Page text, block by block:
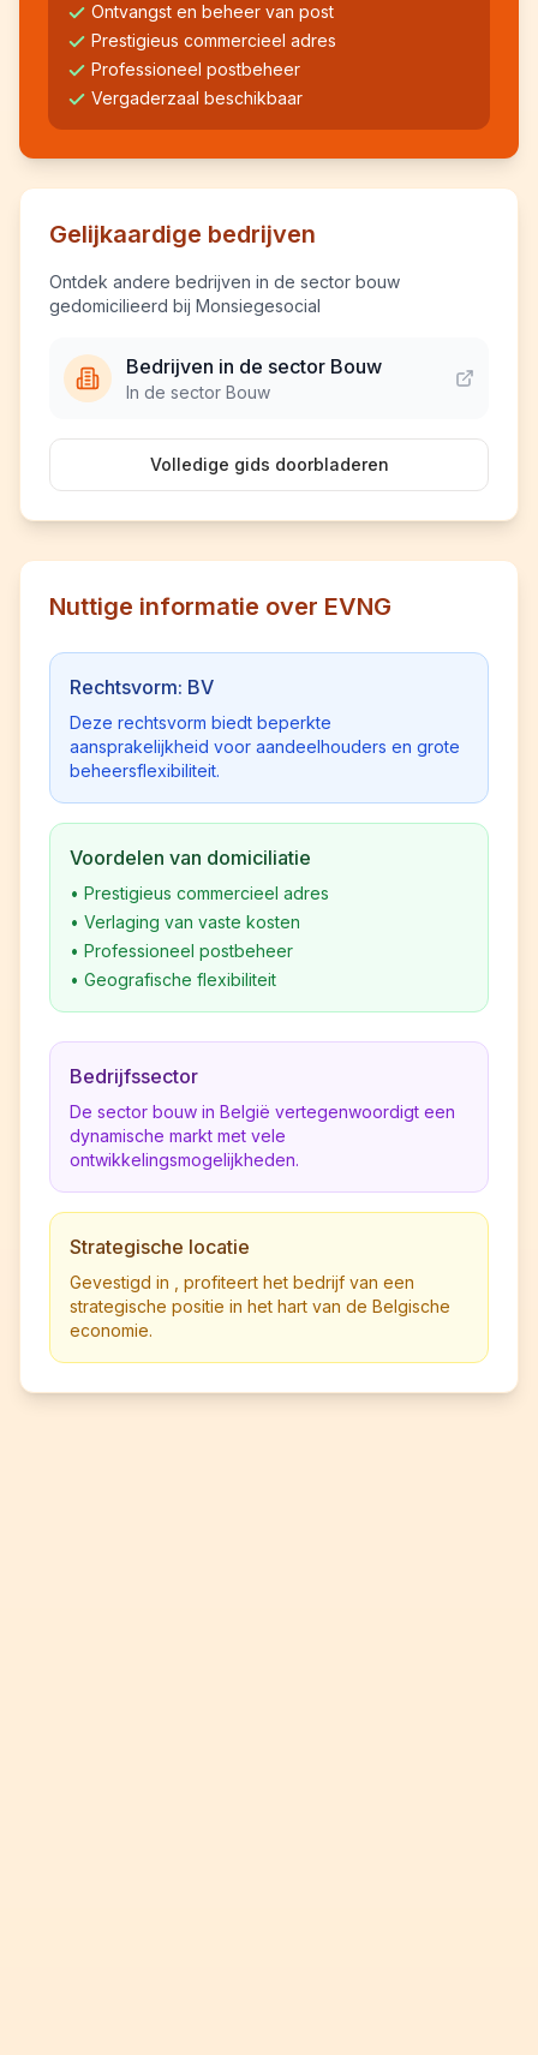
Ontvangst en beheer van post
Prestigieus commercieel adres
Professioneel postbeheer
Vergaderzaal beschikbaar
Gelijkaardige bedrijven
Ontdek andere bedrijven in de sector bouw
gedomicilieerd bij Monsiegesocial
Bedrijven in de sector Bouw
In de sector Bouw
Volledige gids doorbladeren
Nuttige informatie over EVNG
Rechtsvorm: BV
Deze rechtsvorm biedt beperkte
aansprakelijkheid voor aandeelhouders en grote
beheersflexibiliteit.
Voordelen van domiciliatie
• Prestigieus commercieel adres
• Verlaging van vaste kosten
• Professioneel postbeheer
• Geografische flexibiliteit
Bedrijfssector
De sector bouw in België vertegenwoordigt een
dynamische markt met vele
ontwikkelingsmogelijkheden.
Strategische locatie
Gevestigd in , profiteert het bedrijf van een
strategische positie in het hart van de Belgische
economie.